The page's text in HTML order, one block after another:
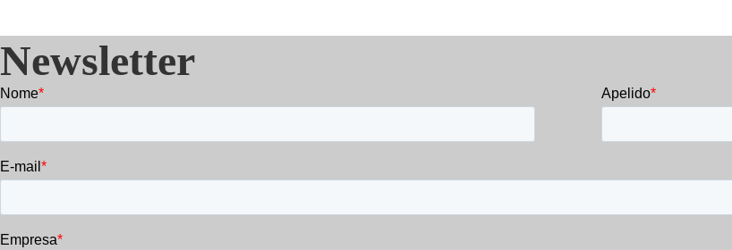
Newsletter